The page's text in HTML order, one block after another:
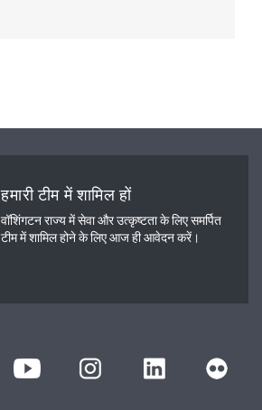
हमारी टीम में शामिल हों
वॉशिंगटन राज्य में सेवा और उत्कृष्टता के लिए समर्पित
टीम में शामिल होने के लिए आज ही आवेदन करें।